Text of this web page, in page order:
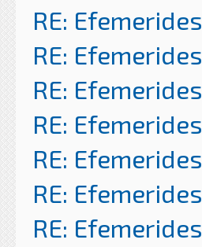
RE: Efemerides
RE: Efemerides
RE: Efemerides
RE: Efemerides
RE: Efemerides
RE: Efemerides
RE: Efemerides